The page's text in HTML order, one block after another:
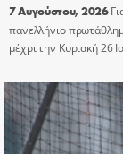
7 Αυγούστου, 2026
πανελλήνιο
μέχρι την Κυριακή 26